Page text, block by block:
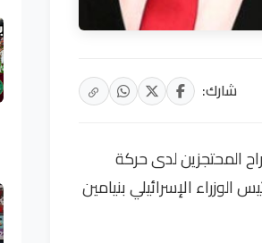
شارك:
المحتجزين لدى حركة
الإسرائيلي بنيامين